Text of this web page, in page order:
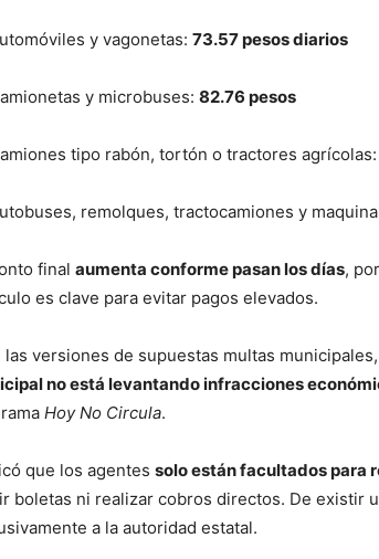
y vagonetas: 73.57 pesos diarios
y microbuses: 82.76 pesos
tipo rabón, tortón o tractores agrícolas:
remolques, tractocamiones y
final aumenta conforme pasan los días,
es clave para evitar pagos elevados.
las versiones de supuestas multas
no está levantando infracciones
Hoy No Circula.
que los agentes solo están facultados para
boletas ni realizar cobros directos. De existir
a la autoridad estatal.